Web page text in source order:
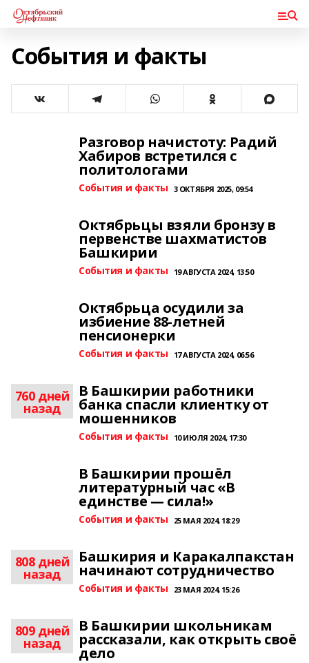
События и факты
Разговор начистоту: Радий
Хабиров встретился с
политологами
События и факты 3 ОКТЯБРЯ 2025, 09:54
Октябрьцы взяли бронзу в
первенстве шахматистов
Башкирии
События и факты 19 АВГУСТА 2024, 13:50
Октябрьца осудили за
избиение 88-летней
пенсионерки
События и факты 17 АВГУСТА 2024, 06:56
760 дней
назад
В Башкирии работники
банка спасли клиентку от
мошенников
События и факты 10 ИЮЛЯ 2024, 17:30
В Башкирии прошёл
литературный час «В
единстве — сила!»
События и факты 25 МАЯ 2024, 18:29
808 дней
назад
Башкирия и Каракалпакстан
начинают сотрудничество
События и факты 23 МАЯ 2024, 15:26
809 дней
назад
В Башкирии школьникам
рассказали, как открыть своё
дело